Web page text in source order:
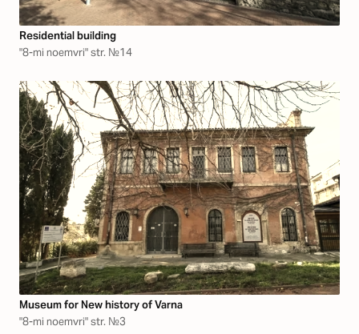
Residential building
"8-mi noemvri" str. №14
Museum for New history of Varna
"8-mi noemvri" str. №3